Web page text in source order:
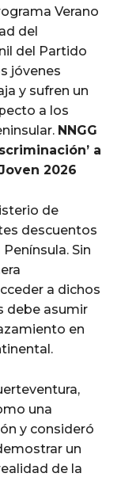
Verano
del
del Partido
jóvenes
y sufren un
a los
NNGG
a
2026
de
descuentos
Sin
a dichos
debe asumir
en
una
y consideró
un
de la